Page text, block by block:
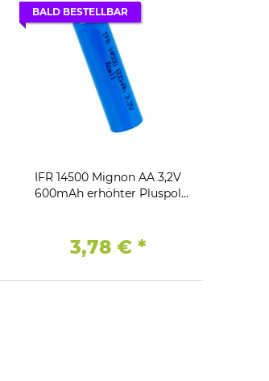
BALD BESTELLBAR
IFR 14500 Mignon AA 3,2V
600mAh erhöhter Pluspol
3,78 € *